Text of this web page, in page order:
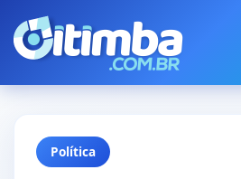
Política